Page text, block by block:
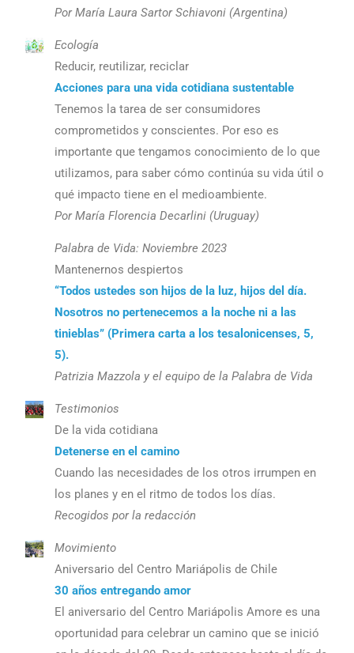
Por María Laura Sartor Schiavoni (Argentina)
Ecología
Reducir, reutilizar, reciclar
Acciones para una vida cotidiana sustentable
Tenemos la tarea de ser consumidores
comprometidos y conscientes. Por eso es
importante que tengamos conocimiento de lo que
utilizamos, para saber cómo continúa su vida útil o
qué impacto tiene en el medioambiente.
Por María Florencia Decarlini (Uruguay)
Palabra de Vida: Noviembre 2023
Mantenernos despiertos
“Todos ustedes son hijos de la luz, hijos del día.
Nosotros no pertenecemos a la noche ni a las
tinieblas” (Primera carta a los tesalonicenses, 5,
5).
Patrizia Mazzola y el equipo de la Palabra de Vida
Testimonios
De la vida cotidiana
Detenerse en el camino
Cuando las necesidades de los otros irrumpen en
los planes y en el ritmo de todos los días.
Recogidos por la redacción
Movimiento
Aniversario del Centro Mariápolis de Chile
30 años entregando amor
El aniversario del Centro Mariápolis Amore es una
oportunidad para celebrar un camino que se inició